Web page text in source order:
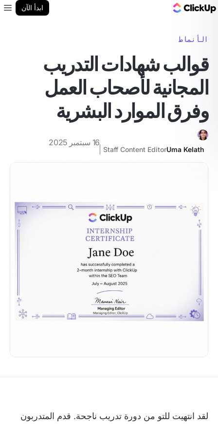
ابدأ الآن
الأنماط
قوالب شهادات التدريب
المجانية لأصحاب العمل
وفرق الموارد البشرية
Uma Kelath
Staff Content Editor
16 سبتمبر 2025
لقد انتهيت للتو من دورة تدريب ناجحة. قدم المتدربون